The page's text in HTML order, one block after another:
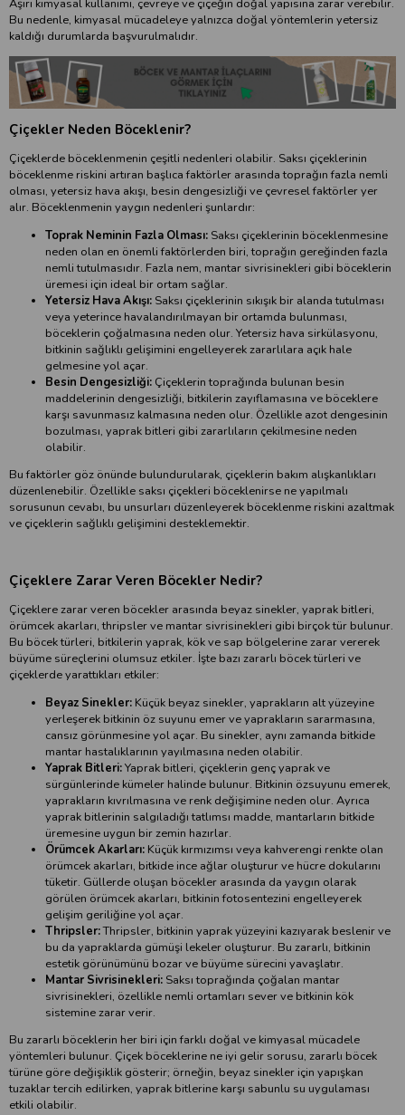
Aşırı kimyasal kullanımı, çevreye ve çiçeğin doğal yapısına zarar verebilir.
Bu nedenle, kimyasal mücadeleye yalnızca doğal yöntemlerin yetersiz
kaldığı durumlarda başvurulmalıdır.
Çiçekler Neden Böceklenir?
Çiçeklerde böceklenmenin çeşitli nedenleri olabilir. Saksı çiçeklerinin
böceklenme riskini artıran başlıca faktörler arasında toprağın fazla nemli
olması, yetersiz hava akışı, besin dengesizliği ve çevresel faktörler yer
alır. Böceklenmenin yaygın nedenleri şunlardır:
Toprak Neminin Fazla Olması: Saksı çiçeklerinin böceklenmesine
neden olan en önemli faktörlerden biri, toprağın gereğinden fazla
nemli tutulmasıdır. Fazla nem, mantar sivrisinekleri gibi böceklerin
üremesi için ideal bir ortam sağlar.
Yetersiz Hava Akışı: Saksı çiçeklerinin sıkışık bir alanda tutulması
veya yeterince havalandırılmayan bir ortamda bulunması,
böceklerin çoğalmasına neden olur. Yetersiz hava sirkülasyonu,
bitkinin sağlıklı gelişimini engelleyerek zararlılara açık hale
gelmesine yol açar.
Besin Dengesizliği: Çiçeklerin toprağında bulunan besin
maddelerinin dengesizliği, bitkilerin zayıflamasına ve böceklere
karşı savunmasız kalmasına neden olur. Özellikle azot dengesinin
bozulması, yaprak bitleri gibi zararlıların çekilmesine neden
olabilir.
Bu faktörler göz önünde bulundurularak, çiçeklerin bakım alışkanlıkları
düzenlenebilir. Özellikle saksı çiçekleri böceklenirse ne yapılmalı
sorusunun cevabı, bu unsurları düzenleyerek böceklenme riskini azaltmak
ve çiçeklerin sağlıklı gelişimini desteklemektir.
Çiçeklere Zarar Veren Böcekler Nedir?
Çiçeklere zarar veren böcekler arasında beyaz sinekler, yaprak bitleri,
örümcek akarları, thripsler ve mantar sivrisinekleri gibi birçok tür bulunur.
Bu böcek türleri, bitkilerin yaprak, kök ve sap bölgelerine zarar vererek
büyüme süreçlerini olumsuz etkiler. İşte bazı zararlı böcek türleri ve
çiçeklerde yarattıkları etkiler:
Beyaz Sinekler: Küçük beyaz sinekler, yaprakların alt yüzeyine
yerleşerek bitkinin öz suyunu emer ve yaprakların sararmasına,
cansız görünmesine yol açar. Bu sinekler, aynı zamanda bitkide
mantar hastalıklarının yayılmasına neden olabilir.
Yaprak Bitleri:Yaprak bitleri, çiçeklerin genç yaprak ve
sürgünlerinde kümeler halinde bulunur. Bitkinin özsuyunu emerek,
yaprakların kıvrılmasına ve renk değişimine neden olur. Ayrıca
yaprak bitlerinin salgıladığı tatlımsı madde, mantarların bitkide
üremesine uygun bir zemin hazırlar.
Örümcek Akarları: Küçük kırmızımsı veya kahverengi renkte olan
örümcek akarları, bitkide ince ağlar oluşturur ve hücre dokularını
tüketir. Güllerde oluşan böcekler arasında da yaygın olarak
görülen örümcek akarları, bitkinin fotosentezini engelleyerek
gelişim geriliğine yol açar.
Thripsler:Thripsler, bitkinin yaprak yüzeyini kazıyarak beslenir ve
bu da yapraklarda gümüşi lekeler oluşturur. Bu zararlı, bitkinin
estetik görünümünü bozar ve büyüme sürecini yavaşlatır.
Mantar Sivrisinekleri: Saksı toprağında çoğalan mantar
sivrisinekleri, özellikle nemli ortamları sever ve bitkinin kök
sistemine zarar verir.
Bu zararlı böceklerin her biri için farklı doğal ve kimyasal mücadele
yöntemleri bulunur. Çiçek böceklerine ne iyi gelir sorusu, zararlı böcek
türüne göre değişiklik gösterir; örneğin, beyaz sinekler için yapışkan
tuzaklar tercih edilirken, yaprak bitlerine karşı sabunlu su uygulaması
etkili olabilir.